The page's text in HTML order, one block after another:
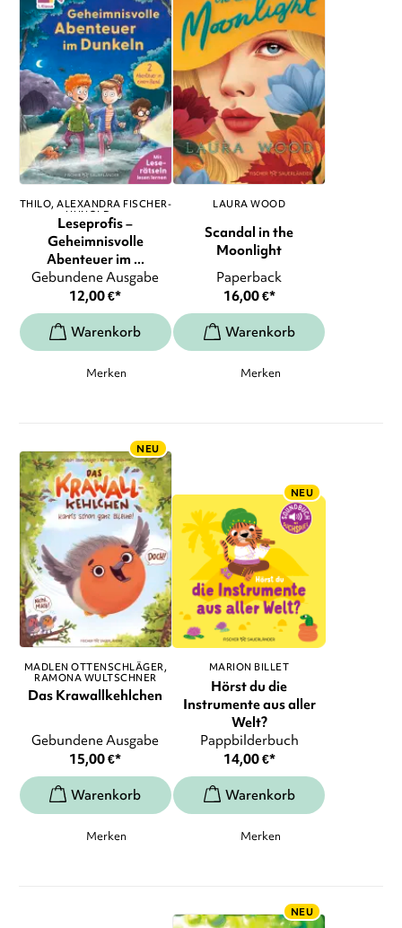
THILO ALEXANDRA FISCHER-
HUNOLD, ...
Leseprofis –
Geheimnisvolle
Abenteuer im ...
Gebundene Ausgabe
12,00€*
Merken
LAURA WOOD
Scandal in the
Moonlight
Paperback
16,00€*
Merken
NEU
MADLEN OTTENSCHLÄGER
RAMONA WULTSCHNER
Das Krawallkehlchen
Gebundene Ausgabe
15,00€*
Merken
NEU
MARION BILLET
Hörst du die
Instrumente aus aller
Welt?
Pappbilderbuch
14,00€*
Merken
NEU